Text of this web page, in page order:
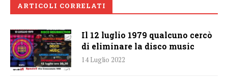
ARTICOLI CORRELATI
Il 12 luglio 1979 qualcuno cercò
di eliminare la disco music
14 Luglio 2022